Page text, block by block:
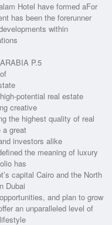
Hotel have formed aFor
has been the forerunner
within
P.5
potential real estate
creative
the highest quality of real
a great
investors alike.
the meaning of luxury
has
capital Cairo and the North
Dubai.
and plan to grow
an unparalleled level of